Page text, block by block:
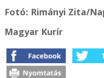
Fotó: Rimányi Zita/
Magyar Kurír